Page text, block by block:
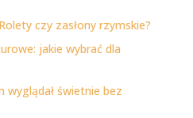
czy zasłony rzymskie?
jakie wybrać dla
wyglądał świetnie bez